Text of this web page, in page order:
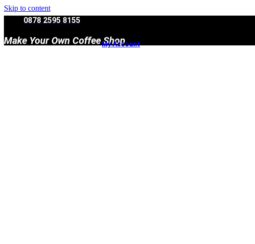
Skip to content
0878 2595 8155
Make Your Own Coffee Shop
My Account